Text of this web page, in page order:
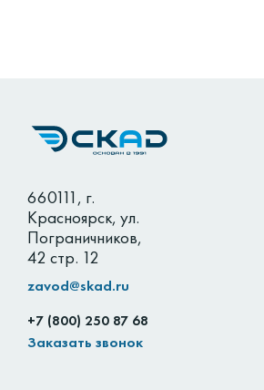
660111, г.
Красноярск, ул.
Пограничников,
42 стр. 12
zavod@skad.ru
+7 (800) 250 87 68
Заказать звонок